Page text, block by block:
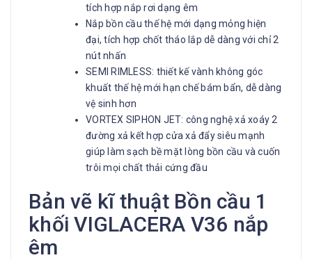
tích hợp nắp rơi dạng êm
Nắp bồn cầu thế hệ mới dạng mỏng hiện
đại, tích hợp chốt tháo lắp dễ dàng với chỉ 2
nút nhấn
SEMI RIMLESS: thiết kế vành không góc
khuất thế hệ mới hạn chế bám bẩn, dễ dàng
vệ sinh hơn
VORTEX SIPHON JET: công nghệ xả xoáy 2
đường xả kết hợp cửa xả đẩy siêu mạnh
giúp làm sạch bề mặt lòng bồn cầu và cuốn
trôi mọi chất thải cứng đầu
Bản vẽ kĩ thuật Bồn cầu 1
khối VIGLACERA V36 nắp
êm